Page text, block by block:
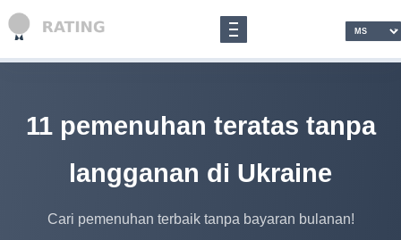
11 pemenuhan teratas tanpa
langganan di Ukraine
Cari pemenuhan terbaik tanpa bayaran bulanan!